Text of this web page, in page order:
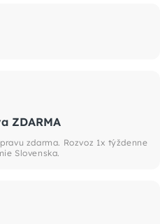
ZDARMA
zdarma. Rozvoz 1x týždenne
Slovenska.